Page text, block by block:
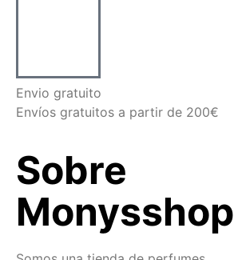
Envio gratuito
Envíos gratuitos a partir de 200€
Sobre
Monysshop